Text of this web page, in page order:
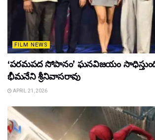
FILM NEWS
‘పరమపద సోపానం’ ఘనవిజయం సాధిస్తుంది
భీమనేని శ్రీనివాసరావు
APRIL 21, 2026